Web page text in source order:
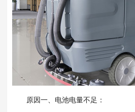
原因一、电池电量不足：